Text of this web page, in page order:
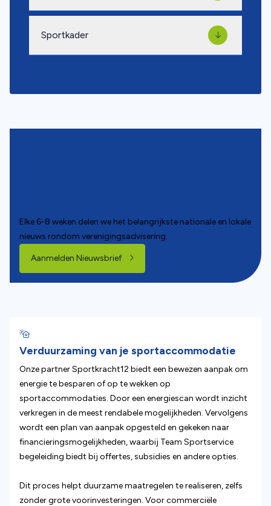
Sportkader
Elke 6-8 weken delen we het belangrijkste nationale en lokale
nieuws rondom verenigingsadvisering.
Aanmelden Nieuwsbrief
Verduurzaming van je sportaccommodatie
Onze partner Sportkracht12 biedt een bewezen aanpak om
energie te besparen of op te wekken op
sportaccommodaties. Door een energiescan wordt inzicht
verkregen in de meest rendabele mogelijkheden. Vervolgens
wordt een plan van aanpak opgesteld en gekeken naar
financieringsmogelijkheden, waarbij Team Sportservice
begeleiding biedt bij offertes, subsidies en andere opties.
Dit proces helpt duurzame maatregelen te realiseren, zelfs
zonder grote voorinvesteringen. Voor commerciële